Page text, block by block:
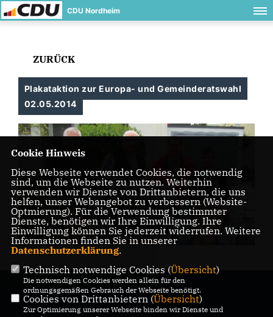
CDU Nordheim
ZURÜCK
Plakataktion zur Europa- und Gemeinderatswahl
02.05.2014
Cookie Hinweis
Diese Webseite verwendet Cookies, die notwendig
sind, um die Webseite zu nutzen. Weiterhin
verwenden wir Dienste von Drittanbietern, die uns
helfen, unser Webangebot zu verbessern (Website-
Optmierung). Für die Verwendung bestimmter
Dienste, benötigen wir Ihre Einwilligung. Ihre
Einwilligung können Sie jederzeit widerrufen. Weitere
Informationen finden Sie in unserer
Datenschutzerklärung.
Technisch notwendige Cookies (Übersicht)
Die notwendigen Cookies werden allein für den
ordnungsgemäßen Gebrauch der Webseite benötigt.
Cookies von Drittanbietern (Übersicht)
Zur Optimierung unserer Webseite binden wir Dienste und